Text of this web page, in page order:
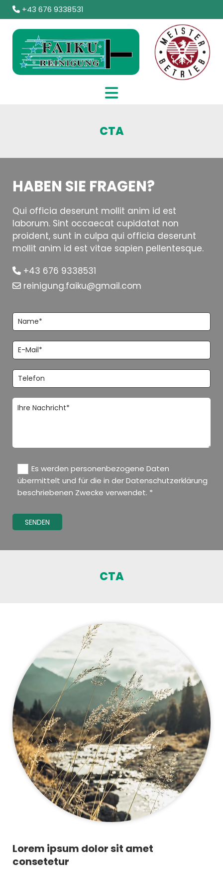
 +43 676 9338531
CTA
HABEN SIE FRAGEN?
Qui officia deserunt mollit anim id est
laborum. Sint occaecat cupidatat non
proident, sunt in culpa qui officia deserunt
mollit anim id est vitae sapien pellentesque.
 +43 676 9338531
 reinigung.faiku@gmail.com
Es werden personenbezogene Daten
übermittelt und für die in der Datenschutzerklärung
beschriebenen Zwecke verwendet. *
CTA
Lorem ipsum dolor sit amet
consetetur